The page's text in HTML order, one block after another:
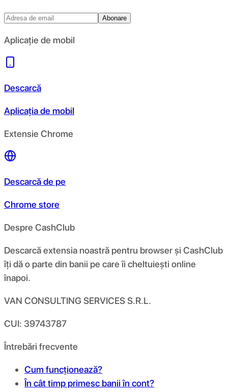
Abonare
Aplicație de mobil
Descarcă
Aplicația de mobil
Extensie Chrome
Descarcă de pe
Chrome store
Despre CashClub
Descarcă extensia noastră pentru browser și CashClub
îți dă o parte din banii pe care îi cheltuiești online
înapoi.
VAN CONSULTING SERVICES S.R.L.
CUI: 39743787
Întrebări frecvente
Cum funcționează?
În cât timp primesc banii în cont?